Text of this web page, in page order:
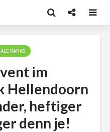
PARKS
im
Hellendoorn
heftiger
denn je!